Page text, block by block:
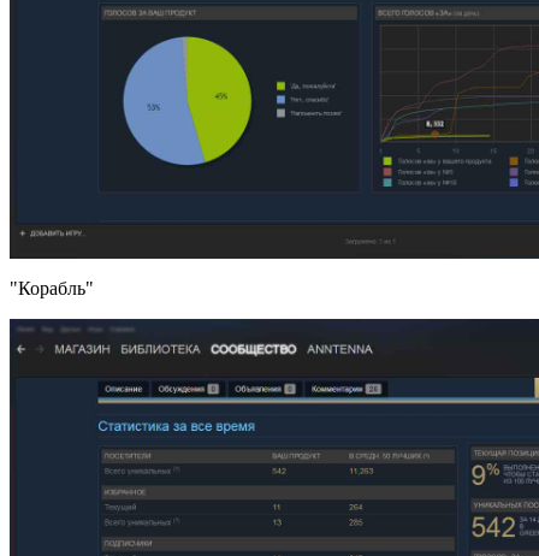
"Корабль"